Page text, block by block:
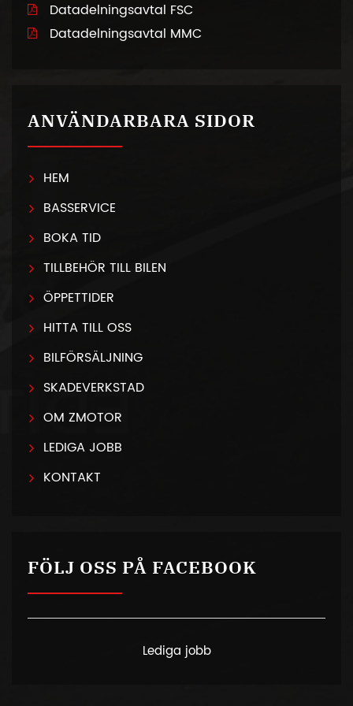
Datadelningsavtal FSC
Datadelningsavtal MMC
ANVÄNDARBARA SIDOR
HEM
BASSERVICE
BOKA TID
TILLBEHÖR TILL BILEN
ÖPPETTIDER
HITTA TILL OSS
BILFÖRSÄLJNING
SKADEVERKSTAD
OM ZMOTOR
LEDIGA JOBB
KONTAKT
FÖLJ OSS PÅ FACEBOOK
Lediga jobb